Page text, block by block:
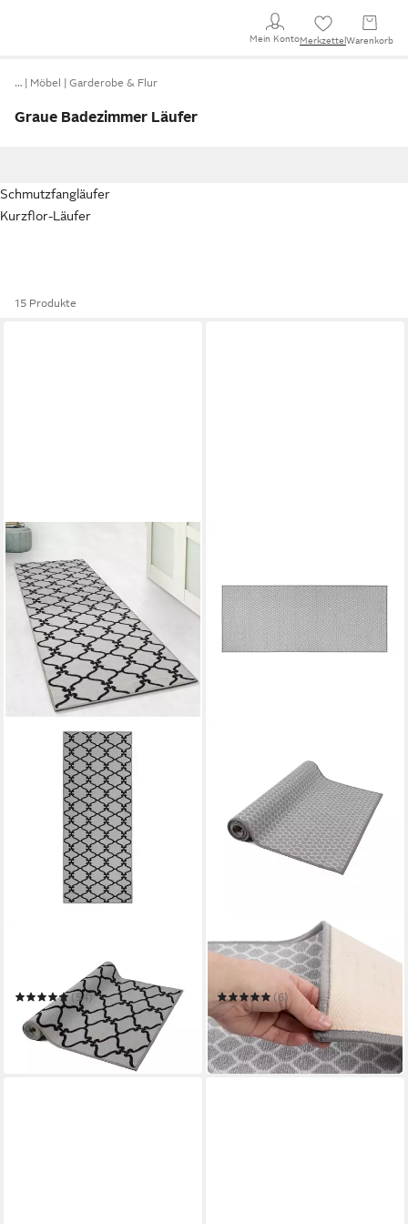
Mein KontoMerkzettel Warenkorb
… Möbel Garderobe & Flur
Graue Badezimmer Läufer
Schmutzfangläufer
Kurzflor-Läufer
15 Produkte
Teppichläufer erhältlich in 10
Größen, Teppichboden
(54)
ab 7,99 € 14,99 €
-47%
in 4-5 Werktagen bei dir
FLOORDIREKT
Läufer Tralee, Teppichläufer
erhältlich in 10 Größen,
Teppichboden, Teppich
(6)
ab 4,99 € 11,99 €
-58%
in 4-5 Werktagen bei dir